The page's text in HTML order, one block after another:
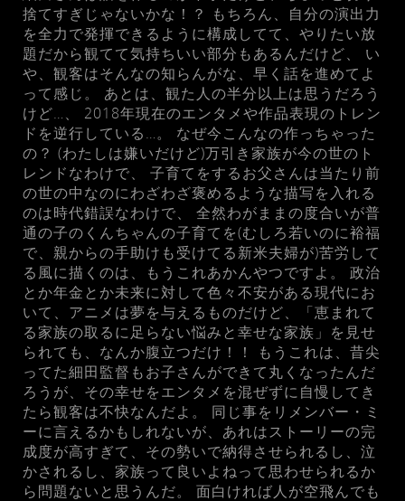
捨てすぎじゃないかな！？ もちろん、自分の演出力
を全力で発揮できるように構成してて、やりたい放
題だから観てて気持ちいい部分もあるんだけど、 い
や、観客はそんなの知らんがな、早く話を進めてよ
って感じ。 あとは、観た人の半分以上は思うだろう
けど…、 2018年現在のエンタメや作品表現のトレン
ドを逆行している…。 なぜ今こんなの作っちゃった
の？ (わたしは嫌いだけど)万引き家族が今の世のト
レンドなわけで、 子育てをするお父さんは当たり前
の世の中なのにわざわざ褒めるような描写を入れる
のは時代錯誤なわけで、 全然わがままの度合いが普
通の子のくんちゃんの子育てを(むしろ若いのに裕福
で、親からの手助けも受けてる新米夫婦が)苦労して
る風に描くのは、もうこれあかんやつですよ。 政治
とか年金とか未来に対して色々不安がある現代にお
いて、アニメは夢を与えるものだけど、「恵まれて
る家族の取るに足らない悩みと幸せな家族」を見せ
られても、なんか腹立つだけ！！ もうこれは、昔尖
ってた細田監督もお子さんができて丸くなったんだ
ろうが、その幸せをエンタメを混ぜずに自慢してき
たら観客は不快なんだよ。 同じ事をリメンバー・ミ
ーに言えるかもしれないが、あれはストーリーの完
成度が高すぎて、その勢いで納得させられるし、泣
かされるし、家族って良いよねって思わせられるか
ら問題ないと思うんだ。 面白ければ人が空飛んでも